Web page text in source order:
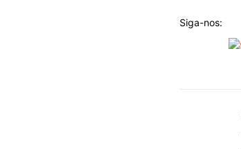
Siga-nos: